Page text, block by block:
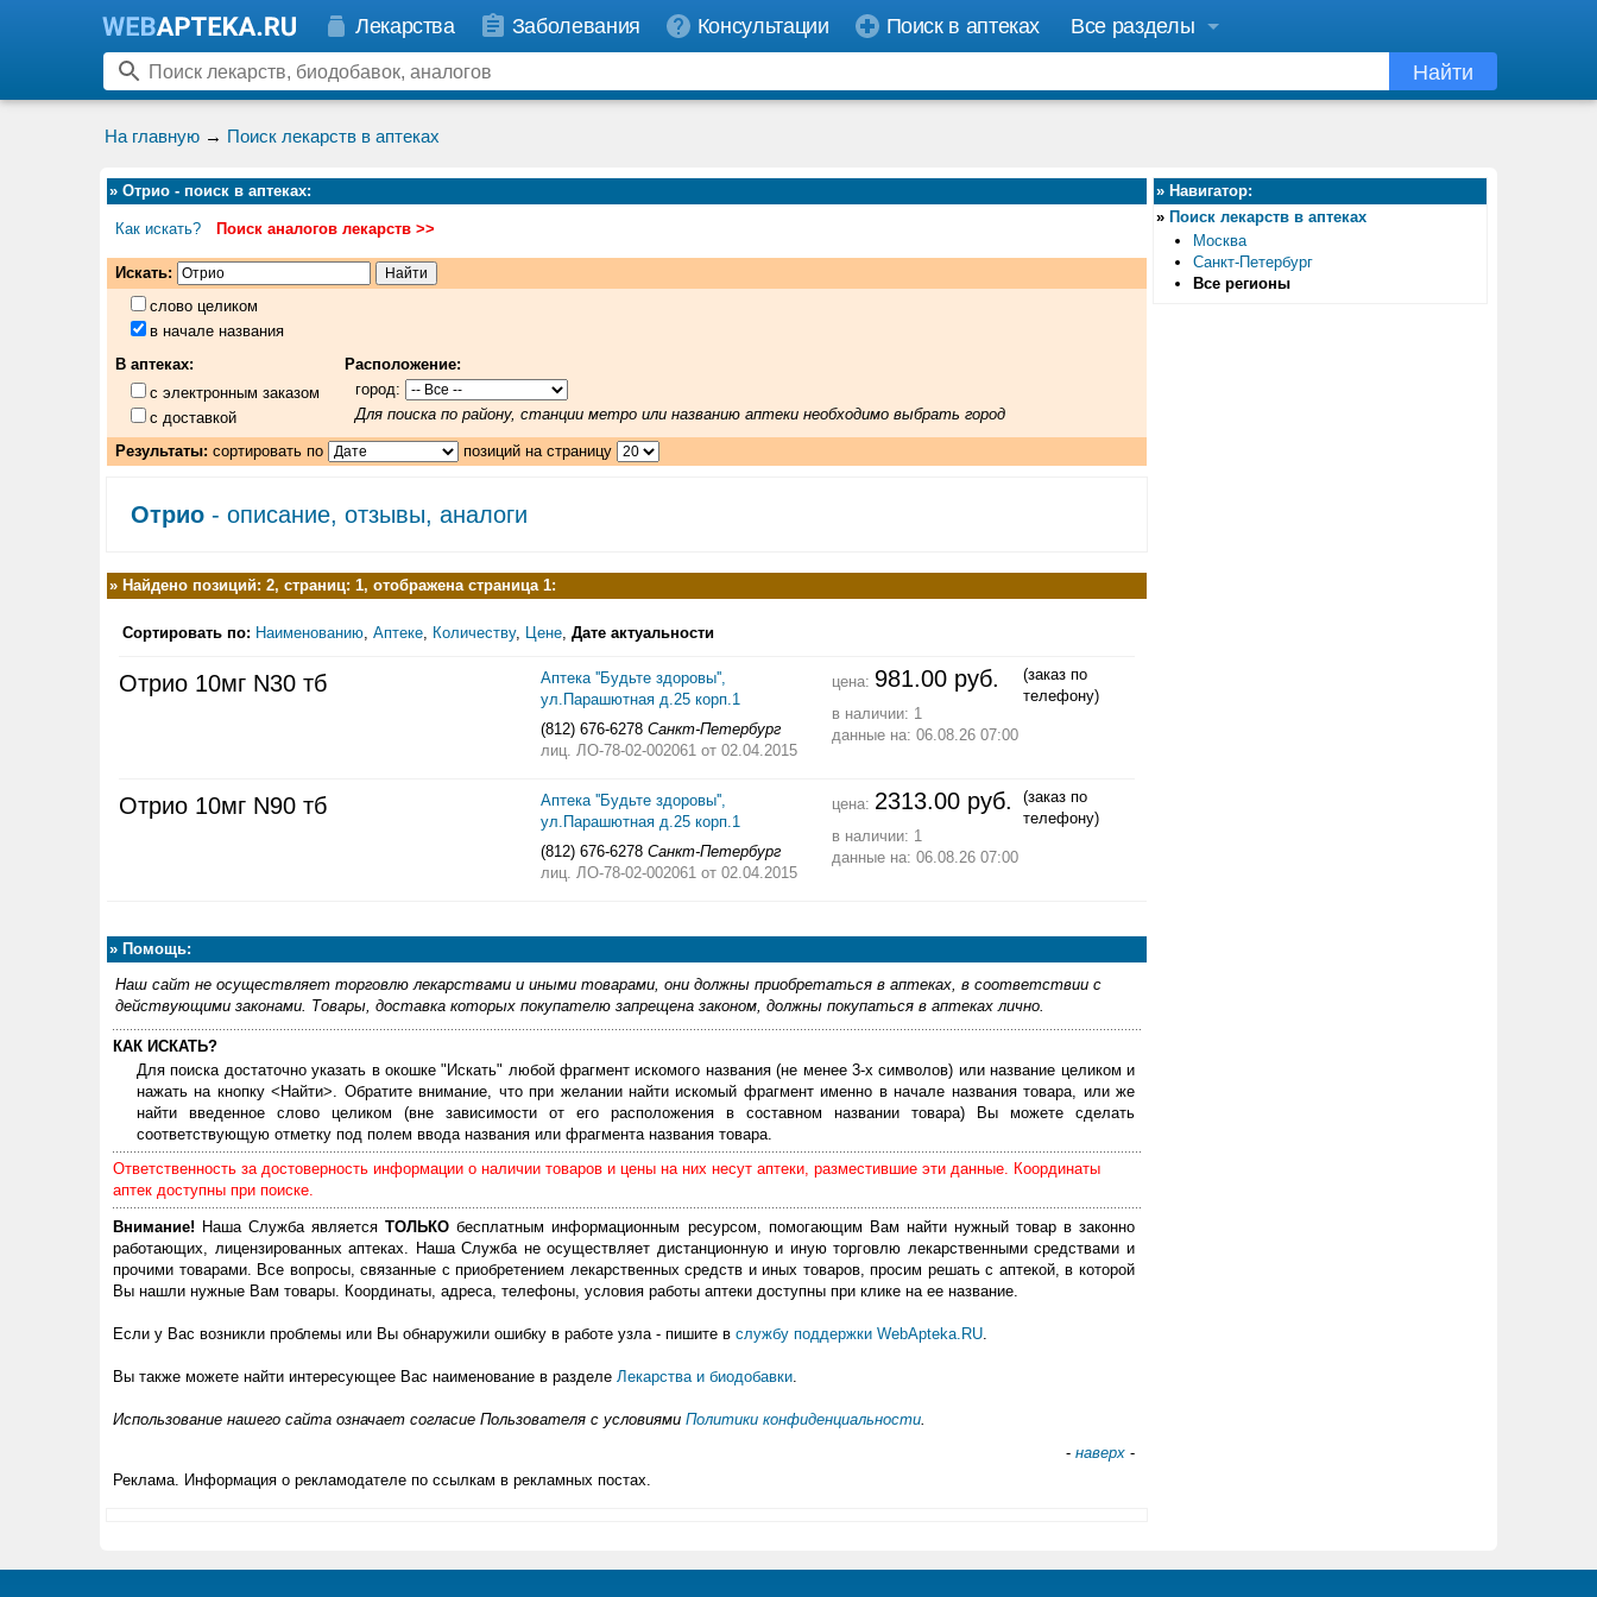
Лекарства Заболевания Консультации Поиск в аптеках
Все разделы
Найти
На главную → Поиск лекарств в аптеках
» Отрио - поиск в аптеках:
Как искать? Поиск аналогов лекарств >>
Искать:
слово целиком
в начале названия
В аптеках:
с электронным заказом
с доставкой
Расположение:
город:
Для поиска по району, станции метро или названию аптеки необходимо выбрать город
Результаты: сортировать по позиций на страницу
Отрио- описание, отзывы, аналоги
» Найдено позиций: 2, страниц: 1, отображена страница 1:
Сортировать по: Наименованию Аптеке Количеству, Цене Дате актуальности
Отрио 10мг N30 тб
Аптека ''Будьте здоровы'',
ул.Парашютная д.25 корп.1
(812) 676-6278 Санкт-Петербург
лиц. ЛО-78-02-002061 от 02.04.2015
цена: 981.00 руб.
в наличии: 1
данные на: 06.08.26 07:00
(заказ по
телефону)
Отрио 10мг N90 тб
Аптека ''Будьте здоровы'',
ул.Парашютная д.25 корп.1
(812) 676-6278 Санкт-Петербург
лиц. ЛО-78-02-002061 от 02.04.2015
цена: 2313.00 руб.
в наличии: 1
данные на: 06.08.26 07:00
(заказ по
телефону)
» Помощь:
Наш сайт не осуществляет торговлю лекарствами и иными товарами, они должны приобретаться в аптеках, в соответствии с
действующими законами. Товары, доставка которых покупателю запрещена законом, должны покупаться в аптеках лично.
КАК ИСКАТЬ?
Для поиска достаточно указать в окошке "Искать" любой фрагмент искомого названия (не менее 3-х символов) или название целиком и
нажать на кнопку <Найти>. Обратите внимание, что при желании найти искомый фрагмент именно в начале названия товара, или же
найти введенное слово целиком (вне зависимости от его расположения в составном названии товара) Вы можете сделать
соответствующую отметку под полем ввода названия или фрагмента названия товара.
Ответственность за достоверность информации о наличии товаров и цены на них несут аптеки, разместившие эти данные. Координаты
аптек доступны при поиске.
Внимание! Наша Служба являетсяТОЛЬКО бесплатным информационным ресурсом, помогающим Вам найти нужный товар в законно
работающих, лицензированных аптеках. Наша Служба не осуществляет дистанционную и иную торговлю лекарственными средствами и
прочими товарами. Все вопросы, связанные с приобретением лекарственных средств и иных товаров, просим решать с аптекой, в которой
Вы нашли нужные Вам товары. Координаты, адреса, телефоны, условия работы аптеки доступны при клике на ее название.
Если у Вас возникли проблемы или Вы обнаружили ошибку в работе узла - пишите в службу поддержки WebApteka.RU
Вы также можете найти интересующее Вас наименование в разделе Лекарства и биодобавки
Использование нашего сайта означает согласие Пользователя с условиями Политики конфиденциальности
- наверх -
Реклама. Информация о рекламодателе по ссылкам в рекламных постах.
» Навигатор:
» Поиск лекарств в аптеках
Москва
Санкт-Петербург
Все регионы